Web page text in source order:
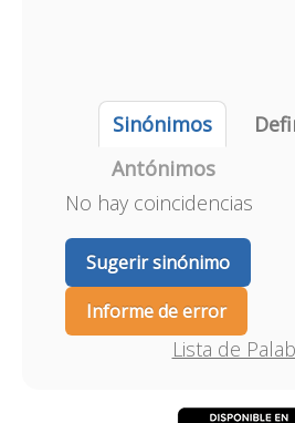
Sinónimos
Antónimos
No hay coincidencias
Sugerir sinónimo
Informe de error
Lista de